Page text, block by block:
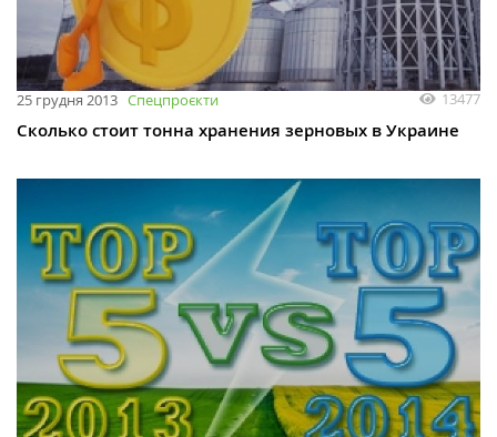
25 грудня 2013 Спецпроєкти 13477
Сколько стоит тонна хранения зерновых в Украине